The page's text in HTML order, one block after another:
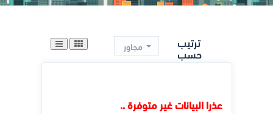
مجاور ترتيب
حسب
عذرا البيانات غير متوفرة ..